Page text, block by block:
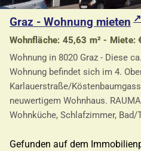
Graz - Wohnung mieten
Wohnfläche: 45,63 m² - Miete:
Wohnung in 8020 Graz - Diese
Wohnung befindet sich im 4.
Karlauerstraße/
neuwertigem Wohnhaus.
Wohnküche, Schlafzimmer, Bad/
Gefunden auf dem